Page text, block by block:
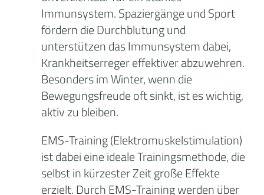
Immunsystem. Spaziergänge und Sport
fördern die Durchblutung und
unterstützen das Immunsystem dabei,
Krankheitserreger effektiver abzuwehren.
Besonders im Winter, wenn die
Bewegungsfreude oft sinkt, ist es wichtig,
aktiv zu bleiben.
EMS-Training (Elektromuskelstimulation)
ist dabei eine ideale Trainingsmethode, die
selbst in kürzester Zeit große Effekte
erzielt. Durch EMS-Training werden über